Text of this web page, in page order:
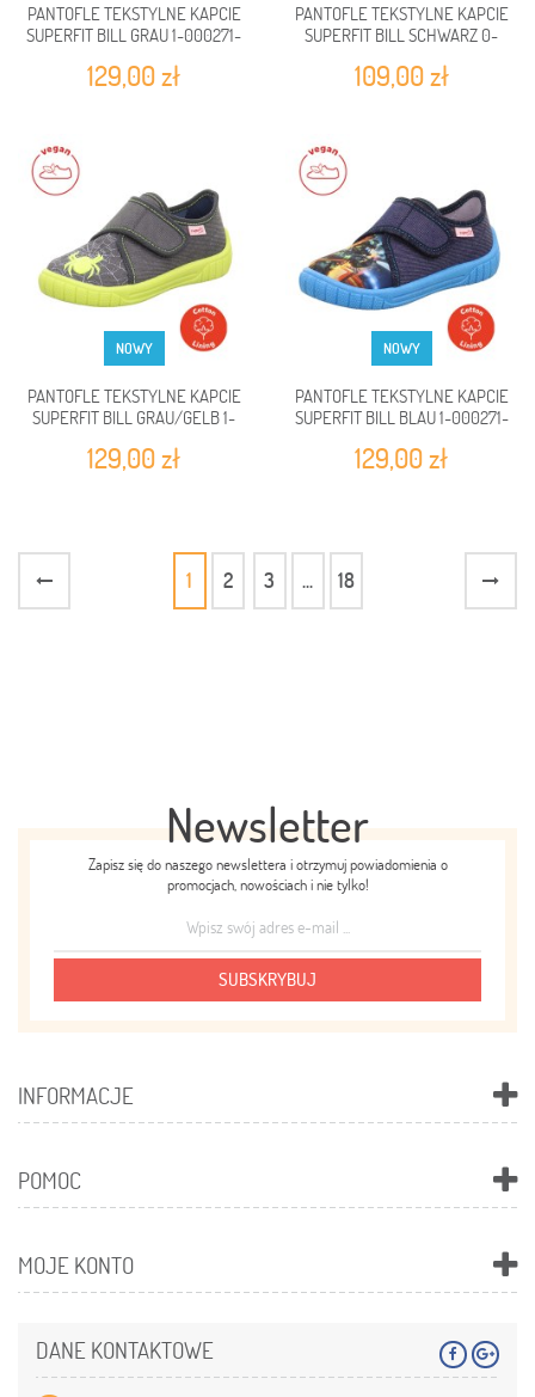
PANTOFLE TEKSTYLNE KAPCIE
SUPERFIT BILL GRAU 1-000271-
129,00 zł
PANTOFLE TEKSTYLNE KAPCIE
SUPERFIT BILL SCHWARZ 0-
109,00 zł
NOWY
PANTOFLE TEKSTYLNE KAPCIE
SUPERFIT BILL GRAU/GELB 1-
129,00 zł
NOWY
PANTOFLE TEKSTYLNE KAPCIE
SUPERFIT BILL BLAU 1-000271-
129,00 zł
1 2 3 ... 18
Newsletter
Zapisz się do naszego newslettera i otrzymuj powiadomienia o
promocjach, nowościach i nie tylko!
SUBSKRYBUJ
INFORMACJE
POMOC
MOJE KONTO
DANE KONTAKTOWE